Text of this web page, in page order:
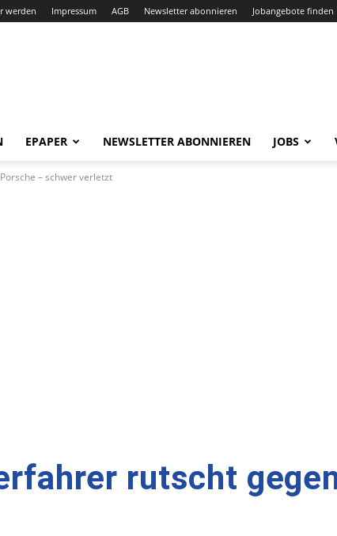
werden Impressum AGB Newsletter abonnieren Jobangebote finden
EPAPER NEWSLETTER ABONNIEREN JOBS
– schwer verletzt
rutscht